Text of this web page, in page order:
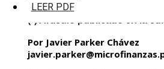
LEER PDF
Por Javier Parker Chávez